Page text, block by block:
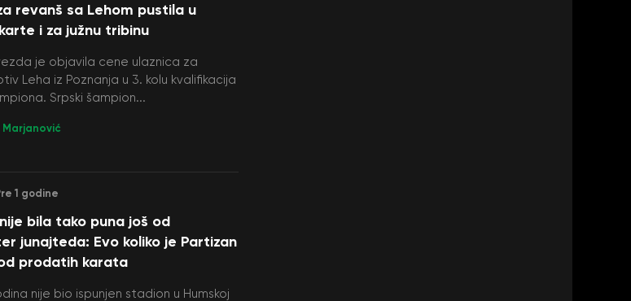
revanš sa Lehom pustila u
i za južnu tribinu
je objavila cene ulaznica za
Leha iz Poznanja u 3. kolu kvalifikacija
Srpski šampion...
Marjanović
1 godine
bila tako puna još od
junajteda: Evo koliko je Partizan
prodatih karata
nije bio ispunjen stadion u Humskoj